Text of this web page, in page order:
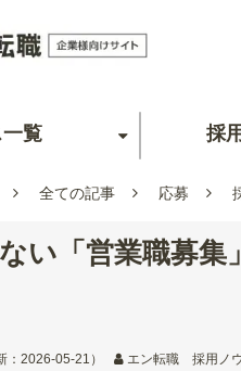
覧 採
全ての記事 応募
い「営業職募
： 2026-05-21 ） エン転職 採用ノ